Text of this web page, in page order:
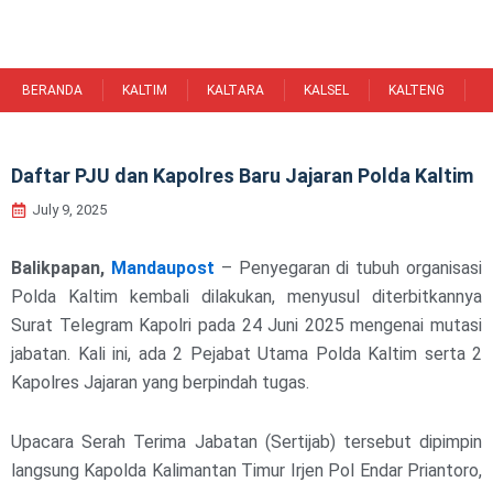
content
BERANDA KALTIM KALTARA KALSEL KALTENG
Daftar PJU dan Kapolres Baru Jajaran Polda Kaltim
July 9, 2025
Balikpapan, Mandaupost – Penyegaran di tubuh organisasi
Polda Kaltim kembali dilakukan, menyusul diterbitkannya
Surat Telegram Kapolri pada 24 Juni 2025 mengenai mutasi
jabatan. Kali ini, ada 2 Pejabat Utama Polda Kaltim serta 2
Kapolres Jajaran yang berpindah tugas.
Upacara Serah Terima Jabatan (Sertijab) tersebut dipimpin
langsung Kapolda Kalimantan Timur Irjen Pol Endar Priantoro,